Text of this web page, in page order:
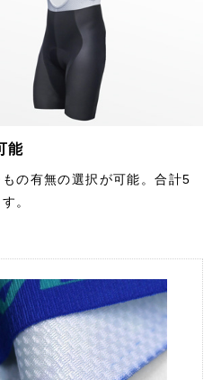
能
の有無の選択が可能。合計5
。